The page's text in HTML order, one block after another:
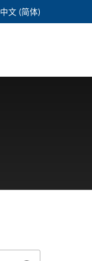
中文 (简体)